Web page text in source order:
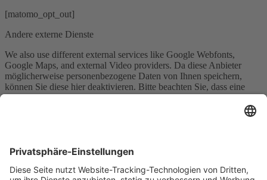
[matomo_opt_out]
Andere externe Dienste
We also use different external services like Google Webfonts,
Google Maps, and external Video providers. Da diese Anbieter
möglicherweise personenbezogene Daten von Ihnen speichern,
können Sie diese hier deaktivieren. Bitte beachten Sie, dass eine
Deaktivierung dieser Cookies die Funktionalität und das Aussehen
unserer Webseite erheblich beeinträchtigen kann. Die Änderungen
Click to enable/disable Google Webfonts.